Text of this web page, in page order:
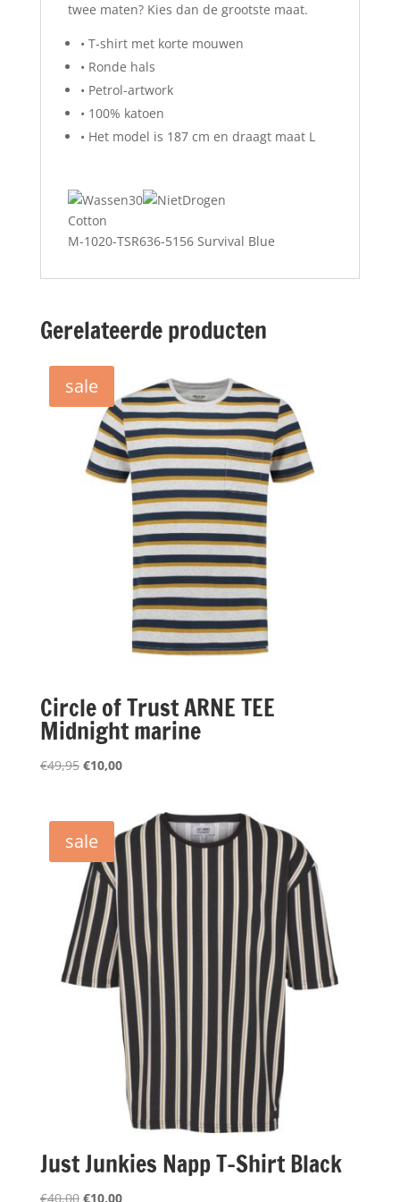
twee maten? Kies dan de grootste maat.
• T-shirt met korte mouwen
• Ronde hals
• Petrol-artwork
• 100% katoen
• Het model is 187 cm en draagt maat L
Cotton
M-1020-TSR636-5156 Survival Blue
Gerelateerde producten
sale
Circle of Trust ARNE TEE
Midnight marine
€49,95 Oorspronkelijke
€49,95.
€10,00Huidige
€10,00.
sale
Just Junkies Napp T-Shirt Black
€40,00 Oorspronkelijke
€10,00Huidige